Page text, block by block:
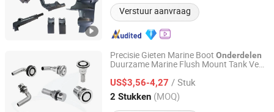
Verstuur aanvraag
Precisie Gieten Marine Boot Onderdelen
Duurzame Marine Flush Mount Tank Vent
Ontlastingslucht Gas Brandstoftank Vent
US$3,56-4,27 / Stuk
2 Stukken (MOQ)
Qingdao Alastin Outdoor Products Co., Ltd.
Shandong, China Sinds 2023